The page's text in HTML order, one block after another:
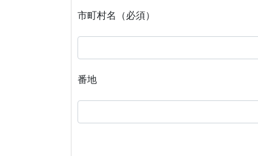
市町村名（必須）
番地